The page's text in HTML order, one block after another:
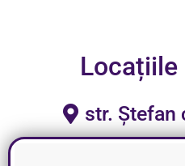
Locațiile
str. Ștefan